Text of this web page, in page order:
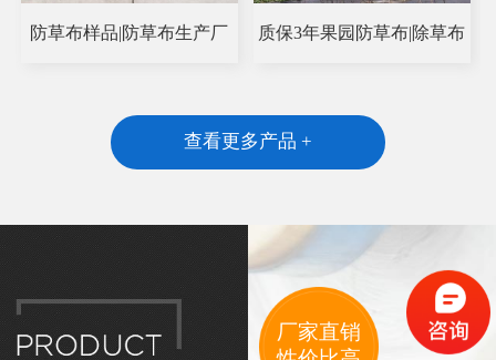
防草布样品|防草布生产厂 质保3年果园防草布|除草布
查看更多产品 +
厂家直销